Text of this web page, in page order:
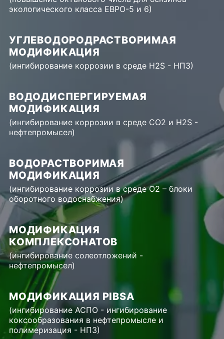
экологического класса ЕВРО-5 и 6)
УГЛЕВОДОРОДРАСТВОРИМАЯ
МОДИФИКАЦИЯ
(ингибирование коррозии в среде H2S - НПЗ)
ВОДОДИСПЕРГИРУЕМАЯ
МОДИФИКАЦИЯ
(ингибирование коррозии в среде CO2 и H2S -
нефтепромысел)
ВОДОРАСТВОРИМАЯ
МОДИФИКАЦИЯ
(ингибирование коррозии в среде O2 – блоки
оборотного водоснабжения)
МОДИФИКАЦИЯ
КОМПЛЕКСОНАТОВ
(ингибирование солеотложений -
нефтепромысел)
МОДИФИКАЦИЯ PIBSA
(ингибирование АСПО - ингибирование
коксообразования в нефтепромысле и
полимеризация - НПЗ)